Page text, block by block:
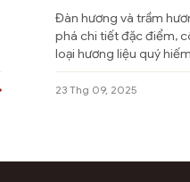
Đàn hương và trầm
phá chi tiết đặc điểm,
loại hương liệu quý
hương và trầm hương
thường được sử dụng
23 Thg 09, 2025